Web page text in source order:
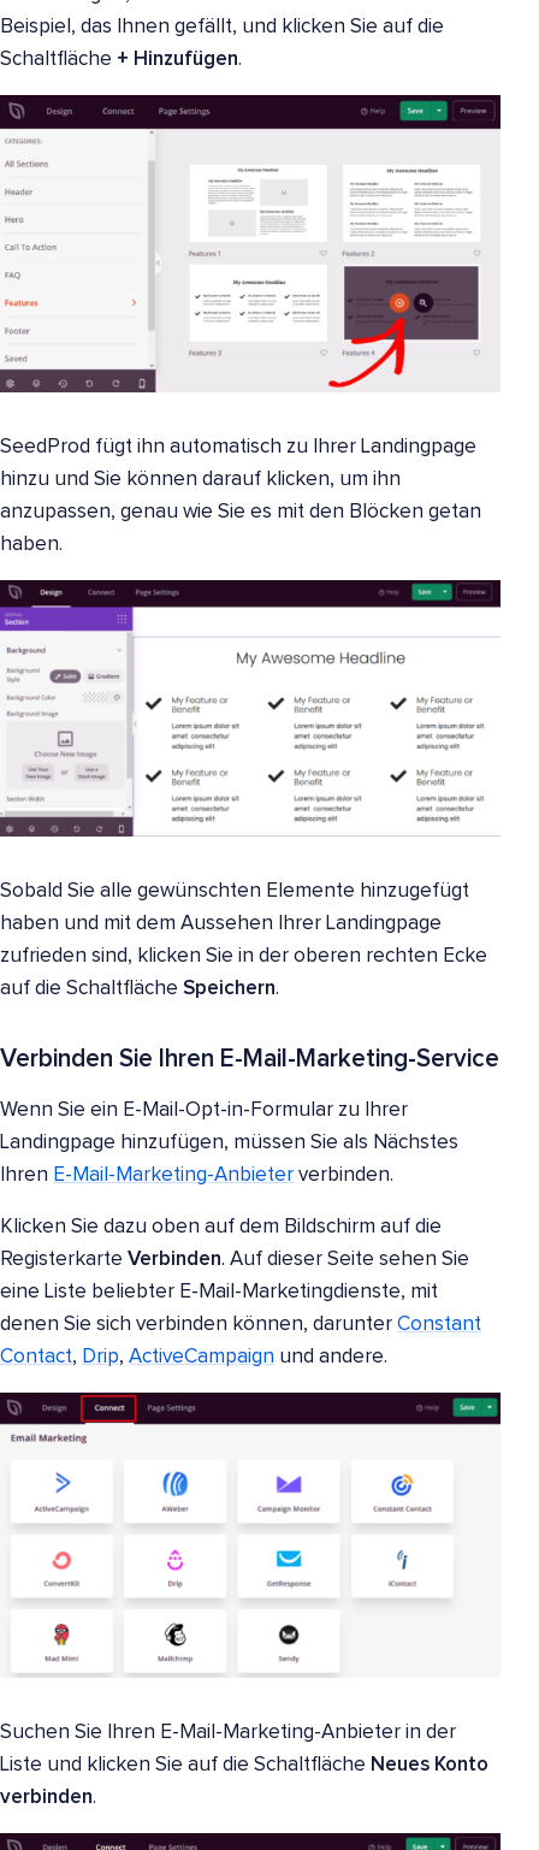
Beispiel, das Ihnen gefällt, und klicken Sie auf die
Schaltfläche + Hinzufügen.
SeedProd fügt ihn automatisch zu Ihrer Landingpage
hinzu und Sie können darauf klicken, um ihn
anzupassen, genau wie Sie es mit den Blöcken getan
haben.
Sobald Sie alle gewünschten Elemente hinzugefügt
haben und mit dem Aussehen Ihrer Landingpage
zufrieden sind, klicken Sie in der oberen rechten Ecke
auf die Schaltfläche Speichern.
Verbinden Sie Ihren E-Mail-Marketing-Service
Wenn Sie ein E-Mail-Opt-in-Formular zu Ihrer
Landingpage hinzufügen, müssen Sie als Nächstes
Ihren E-Mail-Marketing-Anbieter verbinden.
Klicken Sie dazu oben auf dem Bildschirm auf die
Registerkarte Verbinden. Auf dieser Seite sehen Sie
eine Liste beliebter E-Mail-Marketingdienste, mit
denen Sie sich verbinden können, darunter Constant
Contact, Drip, ActiveCampaign und andere.
Suchen Sie Ihren E-Mail-Marketing-Anbieter in der
Liste und klicken Sie auf die Schaltfläche Neues Konto
verbinden.